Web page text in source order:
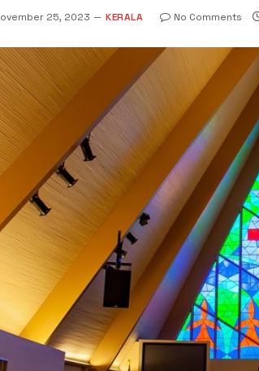
25, 2023 KERALA No Comments